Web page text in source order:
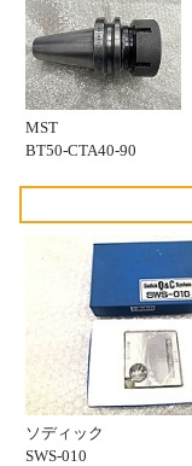
MST
BT50-CTA40-90
ソディック
SWS-010